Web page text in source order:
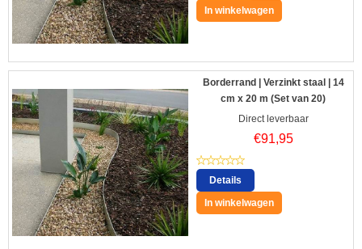
In winkelwagen
Borderrand | Verzinkt staal | 14
cm x 20 m (Set van 20)
Direct leverbaar
€91,95
Details
In winkelwagen